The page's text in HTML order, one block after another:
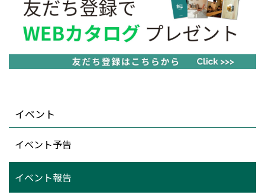
イベント
イベント予告
イベント報告